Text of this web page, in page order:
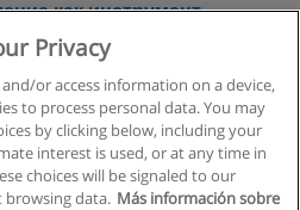
как инструмент
по E-mail
Privacy
or access information on a device,
to process personal data. You may
by clicking below, including your
interest is used, or at any time in
choices will be signaled to our
browsing data. Más información sobre